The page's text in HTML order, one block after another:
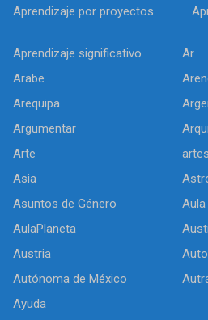
Aprendizaje por proyectos
Aprendizaje significativo
Ar
Arabe
Arequipa
Argumentar
Arte
artes
Asia
Asuntos de Género
AulaPlaneta
Austria
Autónoma de México
Ayuda